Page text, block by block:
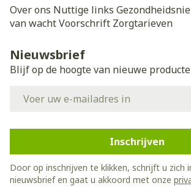
Over ons Nuttige links
van wachtVoorschrift Zorgtarieven
Nieuwsbrief
Blijf op de hoogte van nieuwe
Inschrijven
Door op inschrijven te klikken, schrijft u zich
nieuwsbrief en gaat u akkoord met onze